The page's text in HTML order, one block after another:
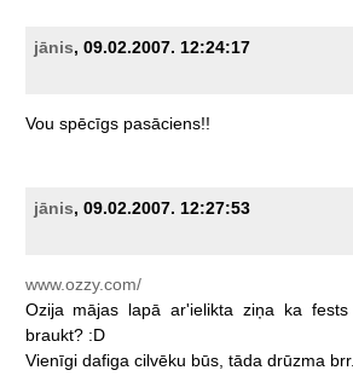
jānis, 09.02.2007. 12:24:17
Vou spēcīgs pasāciens!!
jānis, 09.02.2007. 12:27:53
www.ozzy.com/
Ozija mājas lapā ar'ielikta ziņa ka fests
braukt? :D
Vienīgi dafiga cilvēku būs, tāda drūzma brr.